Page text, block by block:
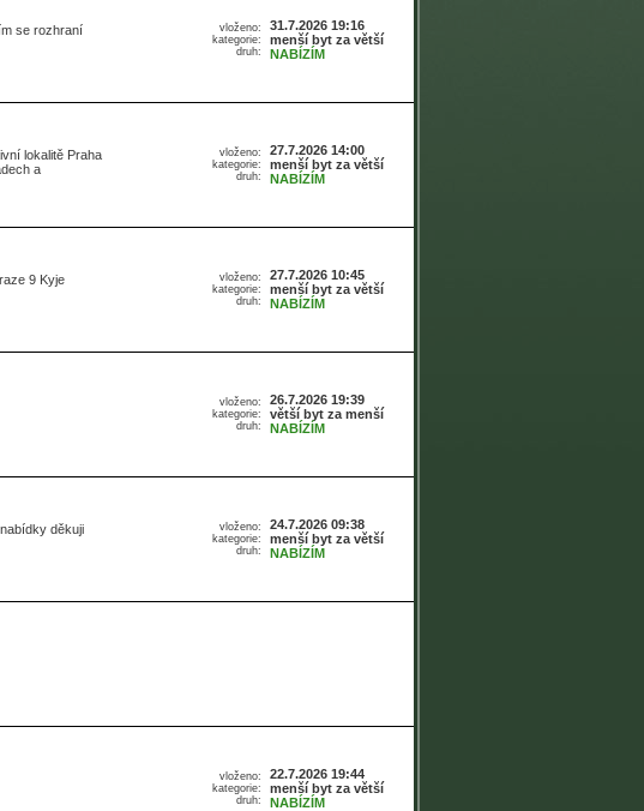
se rozhraní
vloženo:
kategorie:
druh:
31.7.2026 19:16
menší byt za větší
NABÍZÍM
lokalitě Praha
a
vloženo:
kategorie:
druh:
27.7.2026 14:00
menší byt za větší
NABÍZÍM
9 Kyje
vloženo:
kategorie:
druh:
27.7.2026 10:45
menší byt za větší
NABÍZÍM
vloženo:
kategorie:
druh:
26.7.2026 19:39
větší byt za menší
NABÍZÍM
děkuji
vloženo:
kategorie:
druh:
24.7.2026 09:38
menší byt za větší
NABÍZÍM
vloženo:
kategorie:
druh:
22.7.2026 19:44
menší byt za větší
NABÍZÍM